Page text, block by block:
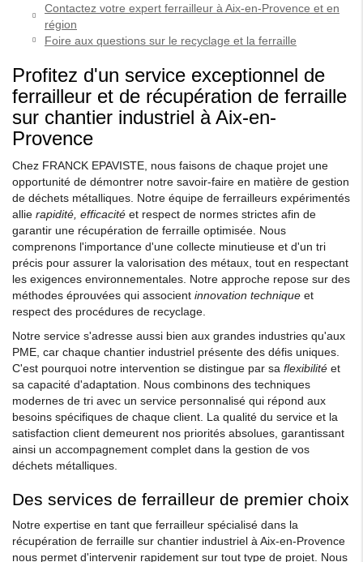
Contactez votre expert ferrailleur à Aix-en-Provence et en
région
Foire aux questions sur le recyclage et la ferraille
Profitez d'un service exceptionnel de
ferrailleur et de récupération de ferraille
sur chantier industriel à Aix-en-
Provence
Chez FRANCK EPAVISTE, nous faisons de chaque projet une
opportunité de démontrer notre savoir-faire en matière de gestion
de déchets métalliques. Notre équipe de ferrailleurs expérimentés
allie rapidité, efficacité et respect de normes strictes afin de
garantir une récupération de ferraille optimisée. Nous
comprenons l'importance d'une collecte minutieuse et d'un tri
précis pour assurer la valorisation des métaux, tout en respectant
les exigences environnementales. Notre approche repose sur des
méthodes éprouvées qui associent innovation technique et
respect des procédures de recyclage.
Notre service s'adresse aussi bien aux grandes industries qu'aux
PME, car chaque chantier industriel présente des défis uniques.
C'est pourquoi notre intervention se distingue par sa flexibilité et
sa capacité d'adaptation. Nous combinons des techniques
modernes de tri avec un service personnalisé qui répond aux
besoins spécifiques de chaque client. La qualité du service et la
satisfaction client demeurent nos priorités absolues, garantissant
ainsi un accompagnement complet dans la gestion de vos
déchets métalliques.
Des services de ferrailleur de premier choix
Notre expertise en tant que ferrailleur spécialisé dans la
récupération de ferraille sur chantier industriel à Aix-en-Provence
nous permet d'intervenir rapidement sur tout type de projet. Nous